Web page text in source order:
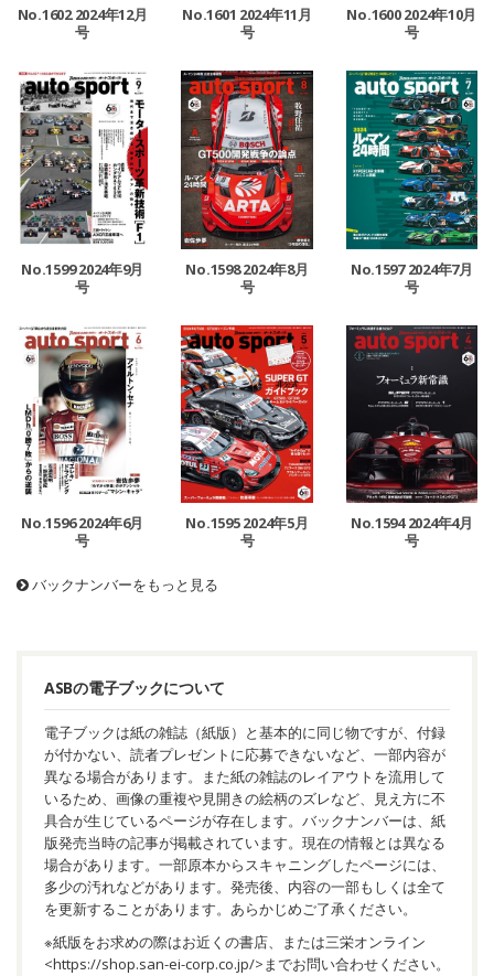
No.1602 2024年12月
号
No.1601 2024年11月
号
No.1600 2024年10月
号
No.1599 2024年9月
号
No.1598 2024年8月
号
No.1597 2024年7月
号
No.1596 2024年6月
号
No.1595 2024年5月
号
No.1594 2024年4月
号
バックナンバーをもっと見る
ASBの電子ブックについて
電子ブックは紙の雑誌（紙版）と基本的に同じ物ですが、付録
が付かない、読者プレゼントに応募できないなど、一部内容が
異なる場合があります。また紙の雑誌のレイアウトを流用して
いるため、画像の重複や見開きの絵柄のズレなど、見え方に不
具合が生じているページが存在します。バックナンバーは、紙
版発売当時の記事が掲載されています。現在の情報とは異なる
場合があります。一部原本からスキャニングしたページには、
多少の汚れなどがあります。発売後、内容の一部もしくは全て
を更新することがあります。あらかじめご了承ください。
※紙版をお求めの際はお近くの書店、または三栄オンライン
<https://shop.san-ei-corp.co.jp/>までお問い合わせください。